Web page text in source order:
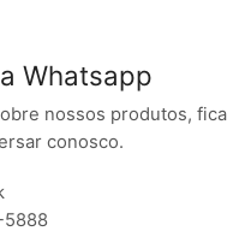
Whatsapp
nossos produtos, fica
conosco.
5888